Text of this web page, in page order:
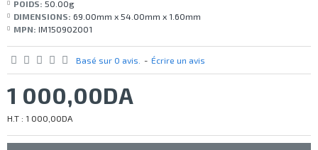
POIDS: 50.00g
DIMENSIONS: 69.00mm x 54.00mm x 1.60mm
MPN: IM150902001
Basé sur 0 avis. - Écrire un avis
1 000,00DA
H.T : 1 000,00DA